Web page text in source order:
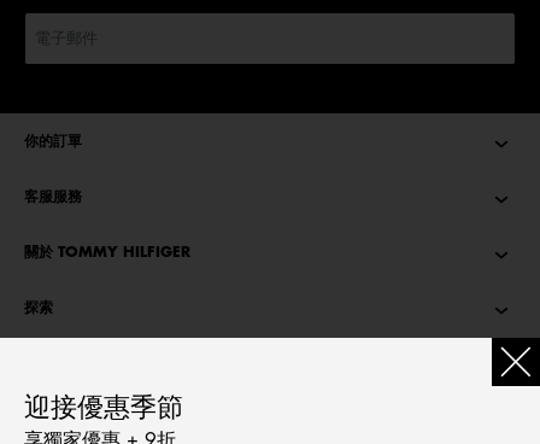
你的訂單
客服服務
關於 TOMMY HILFIGER
探索
語言
迎接優惠季節